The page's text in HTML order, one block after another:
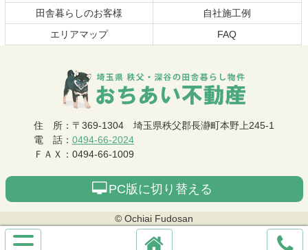
頭
へ
田舎暮らしのお客様
自社施工例
エリアマップ
FAQ
おちあい不動産
住 所 ： 〒369-1304 埼玉県秩父郡長瀞町本野上245-1
電 話 ： 0494-66-2024
ＦＡＸ ： 0494-66-1009
PC版に切り替える
© Ochiai Fudosan
サ